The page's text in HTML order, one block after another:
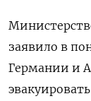
заявило в
Германии и